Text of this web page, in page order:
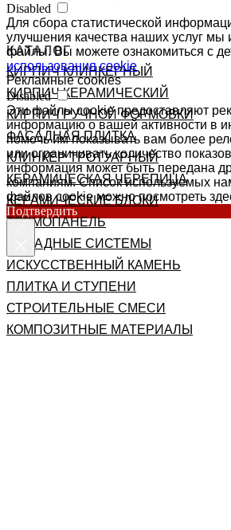
КАТАЛОГ
КИРПИЧ КЛИНКЕРНЫЙ
КИРПИЧ КЕРАМИЧЕСКИЙ
КИРПИЧ РУЧНОЙ ФОРМОВКИ
ФАСАДНАЯ ПЛИТКА
КЛИНКЕР ТРОТУАРНЫЙ
КЕРАМИЧЕСКАЯ ЧЕРЕПИЦА
КЕРАМИЧЕСКИЕ БЛОКИ
ТЕРМОПАНЕЛЬ
ФАСАДНЫЕ СИСТЕМЫ
ИСКУССТВЕННЫЙ КАМЕНЬ
ПЛИТКА И СТУПЕНИ
СТРОИТЕЛЬНЫЕ СМЕСИ
КОМПОЗИТНЫЕ МАТЕРИАЛЫ
Disabled
Для сбора статистической
улучшения качества наших услуг мы
файлы. Вы можете ознакомиться с
использования cookie
Рекламные cookies
Disabled
Эти файлы cookie предоставляют
информацию о вашей активности в
помочь им показывать вам более
или ограничивать количество
информация может быть передана
компаниям. Список используемых
файлов cookie можно посмотреть
Подтвердить